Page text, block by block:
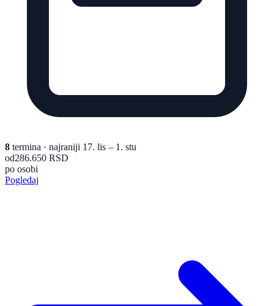
8 termina · najraniji 17. lis – 1. stu
od286.650 RSD
po osobi
Pogledaj